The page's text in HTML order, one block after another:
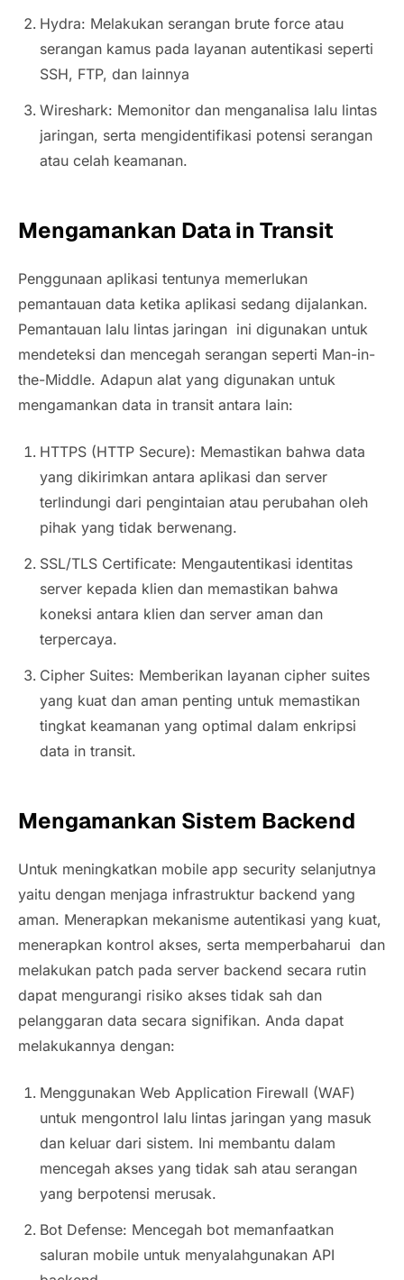
Hydra: Melakukan serangan brute force atau
serangan kamus pada layanan autentikasi seperti
SSH, FTP, dan lainnya
Wireshark: Memonitor dan menganalisa lalu lintas
jaringan, serta mengidentifikasi potensi serangan
atau celah keamanan.
Mengamankan Data in Transit
Penggunaan aplikasi tentunya memerlukan
pemantauan data ketika aplikasi sedang dijalankan.
Pemantauan lalu lintas jaringan ini digunakan untuk
mendeteksi dan mencegah serangan seperti Man-in-
the-Middle. Adapun alat yang digunakan untuk
mengamankan data in transit antara lain:
HTTPS (HTTP Secure): Memastikan bahwa data
yang dikirimkan antara aplikasi dan server
terlindungi dari pengintaian atau perubahan oleh
pihak yang tidak berwenang.
SSL/TLS Certificate: Mengautentikasi identitas
server kepada klien dan memastikan bahwa
koneksi antara klien dan server aman dan
terpercaya.
Cipher Suites: Memberikan layanan cipher suites
yang kuat dan aman penting untuk memastikan
tingkat keamanan yang optimal dalam enkripsi
data in transit.
Mengamankan Sistem Backend
Untuk meningkatkan mobile app security selanjutnya
yaitu dengan menjaga infrastruktur backend yang
aman. Menerapkan mekanisme autentikasi yang kuat,
menerapkan kontrol akses, serta memperbaharui dan
melakukan patch pada server backend secara rutin
dapat mengurangi risiko akses tidak sah dan
pelanggaran data secara signifikan. Anda dapat
melakukannya dengan:
Menggunakan Web Application Firewall (WAF)
untuk mengontrol lalu lintas jaringan yang masuk
dan keluar dari sistem. Ini membantu dalam
mencegah akses yang tidak sah atau serangan
yang berpotensi merusak.
Bot Defense: Mencegah bot memanfaatkan
saluran mobile untuk menyalahgunakan API